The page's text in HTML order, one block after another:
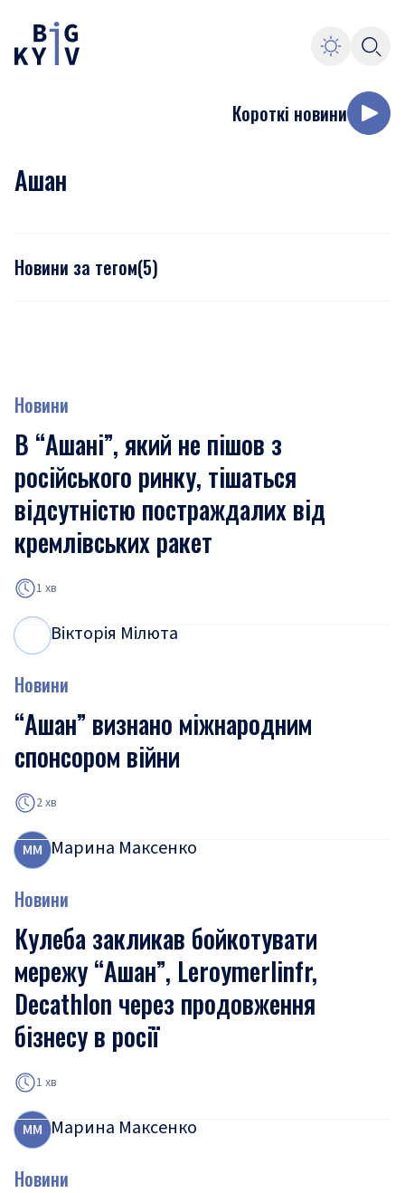
Короткі новини
Ашан
Новини за тегом(5)
Новини
В “Ашані”, який не пішов з
російського ринку, тішаться
відсутністю постраждалих від
кремлівських ракет
1 хв
Вікторія Мілюта
Новини
“Ашан” визнано міжнародним
спонсором війни
2 хв
ММ Марина Максенко
Новини
Кулеба закликав бойкотувати
мережу “Ашан”, Leroymerlinfr,
Decathlon через продовження
бізнесу в росії
1 хв
ММ Марина Максенко
Новини